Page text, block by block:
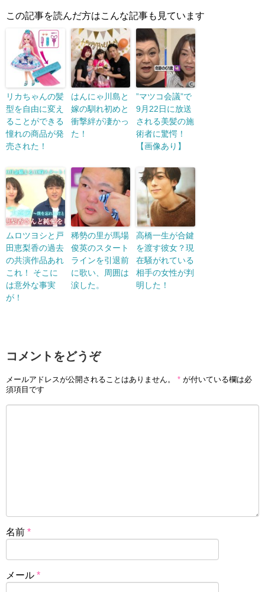
この記事を読んだ方はこんな記事も見ています
リカちゃんの髪
型を自由に変え
ることができる
憧れの商品が発
売された！
はんにゃ川島と
嫁の馴れ初めと
衝撃絆が凄かっ
た！
”マツコ会議”で
9月22日に放送
される美髪の施
術者に驚愕！
【画像あり】
ムロツヨシと戸
田恵梨香の過去
の共演作品あれ
これ！ そこに
は意外な事実
が！
稀勢の里が馬場
俊英のスタート
ラインを引退前
に歌い、周囲は
涙した。
高橋一生が合鍵
を渡す彼女？現
在騒がれている
相手の女性が判
明した！
コメントをどうぞ
メールアドレスが公開されることはありません。 * が付いている欄は必
須項目です
名前 *
メール *